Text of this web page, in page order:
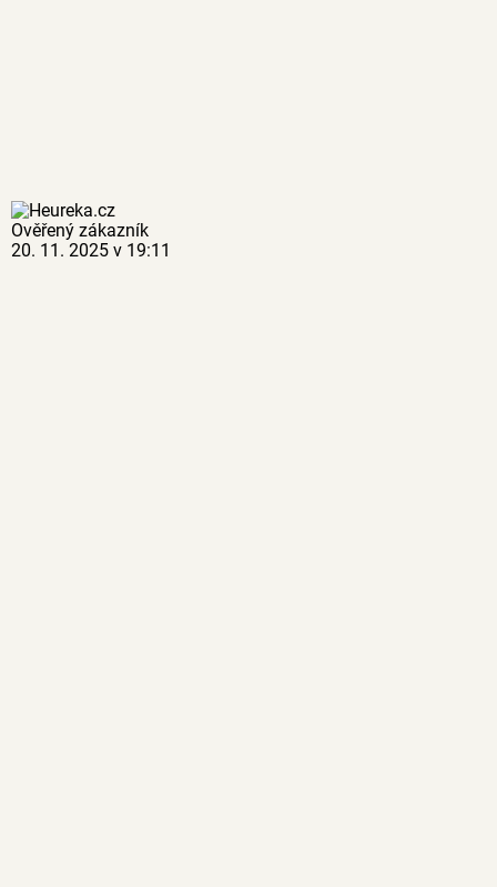
Ověřený zákazník
20. 11. 2025 v 19:11